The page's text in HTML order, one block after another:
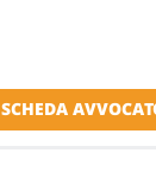
SCHEDA